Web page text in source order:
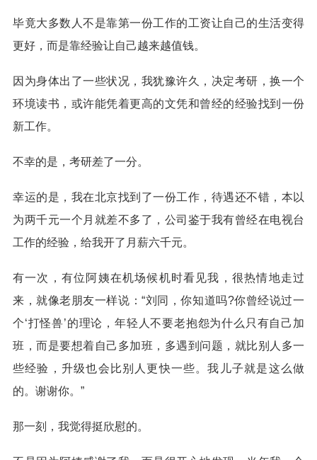
毕竟大多数人不是靠第一份工作的工资让自己的生活变得
更好，而是靠经验让自己越来越值钱。
因为身体出了一些状况，我犹豫许久，决定考研，换一个
环境读书，或许能凭着更高的文凭和曾经的经验找到一份
新工作。
不幸的是，考研差了一分。
幸运的是，我在北京找到了一份工作，待遇还不错，本以
为两千元一个月就差不多了，公司鉴于我有曾经在电视台
工作的经验，给我开了月薪六千元。
有一次，有位阿姨在机场候机时看见我，很热情地走过
来，就像老朋友一样说：“刘同，你知道吗?你曾经说过一
个‘打怪兽’的理论，年轻人不要老抱怨为什么只有自己加
班，而是要想着自己多加班，多遇到问题，就比别人多一
些经验，升级也会比别人更快一些。我儿子就是这么做
的。谢谢你。”
那一刻，我觉得挺欣慰的。